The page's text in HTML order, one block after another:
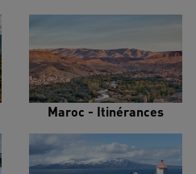
Maroc - Itinérances